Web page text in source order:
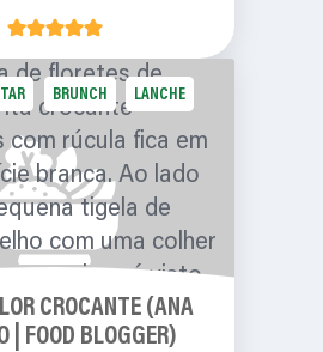
BRUNCH LANCHE
CROCANTE (ANA
| FOOD BLOGGER)